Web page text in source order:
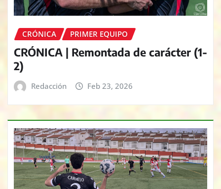
CRÓNICA PRIMER EQUIPO
CRÓNICA | Remontada de carácter (1-
2)
Redacción Feb 23, 2026